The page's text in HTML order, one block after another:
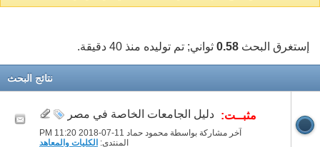
إستغرق البحث 0.58 ثواني; تم توليده منذ 40 دقيقة.
نتائج البحث
مثبــت: دليل الجامعات الخاصة في مصر
آخر مشاركة بواسطة محمود حماد 11-07-2018
11:20 PM
المنتدى: الكليات والمعاهد